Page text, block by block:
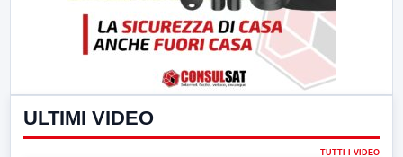
ULTIMI VIDEO
TUTTI I VIDEO